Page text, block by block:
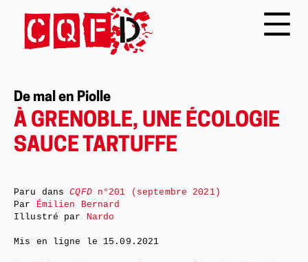
De mal en Piolle
À GRENOBLE, UNE ÉCOLOGIE
SAUCE TARTUFFE
Paru dansCQFDn°201 (septembre 2021)
Par Émilien Bernard
Illustré par Nardo
Mis en ligne le 15.09.2021